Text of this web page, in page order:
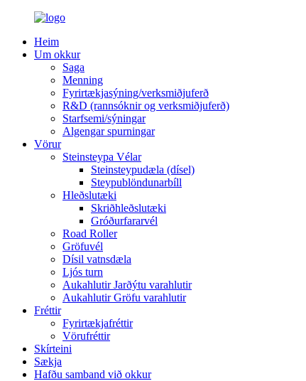
Heim
Um okkur
Saga
Menning
Fyrirtækjasýning/verksmiðjuferð
R&D (rannsóknir og verksmiðjuferð)
Starfsemi/sýningar
Algengar spurningar
Vörur
Steinsteypa Vélar
Steinsteypudæla (dísel)
Steypublöndunarbíll
Hleðslutæki
Skriðhleðslutæki
Gróðurfararvél
Road Roller
Gröfuvél
Dísil vatnsdæla
Ljós turn
Aukahlutir Jarðýtu varahlutir
Aukahlutir Gröfu varahlutir
Fréttir
Fyrirtækjafréttir
Vörufréttir
Skírteini
Sækja
Hafðu samband við okkur